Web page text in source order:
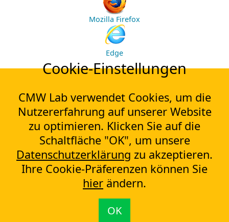
Mozilla Firefox
Edge
Cookie-Einstellungen
CMW Lab verwendet Cookies, um die
Nutzererfahrung auf unserer Website
zu optimieren. Klicken Sie auf die
Schaltfläche "OK", um unsere
Datenschutzerklärung zu akzeptieren.
Ihre Cookie-Präferenzen können Sie
hier ändern.
OK